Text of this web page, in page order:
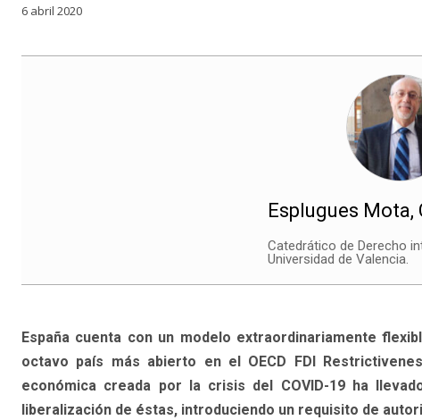
6 abril 2020
Esplugues Mota,
Catedrático de Derecho
Universidad de Valencia.
España cuenta con un modelo extraordinariamente
octavo país más abierto en el OECD FDI
económica creada por la crisis del COVID-19 ha
liberalización de éstas, introduciendo un requisito de